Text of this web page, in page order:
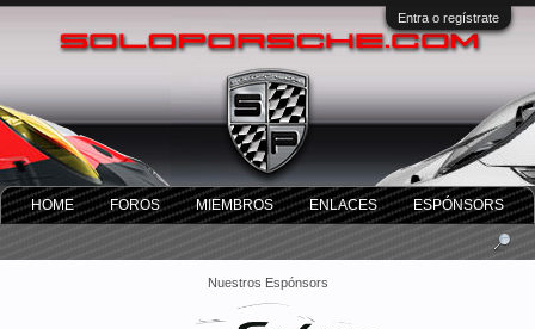
Entra o regístrate
Nuestros Espónsors
HOME FOROS MIEMBROS ENLACES ESPÓNSORS